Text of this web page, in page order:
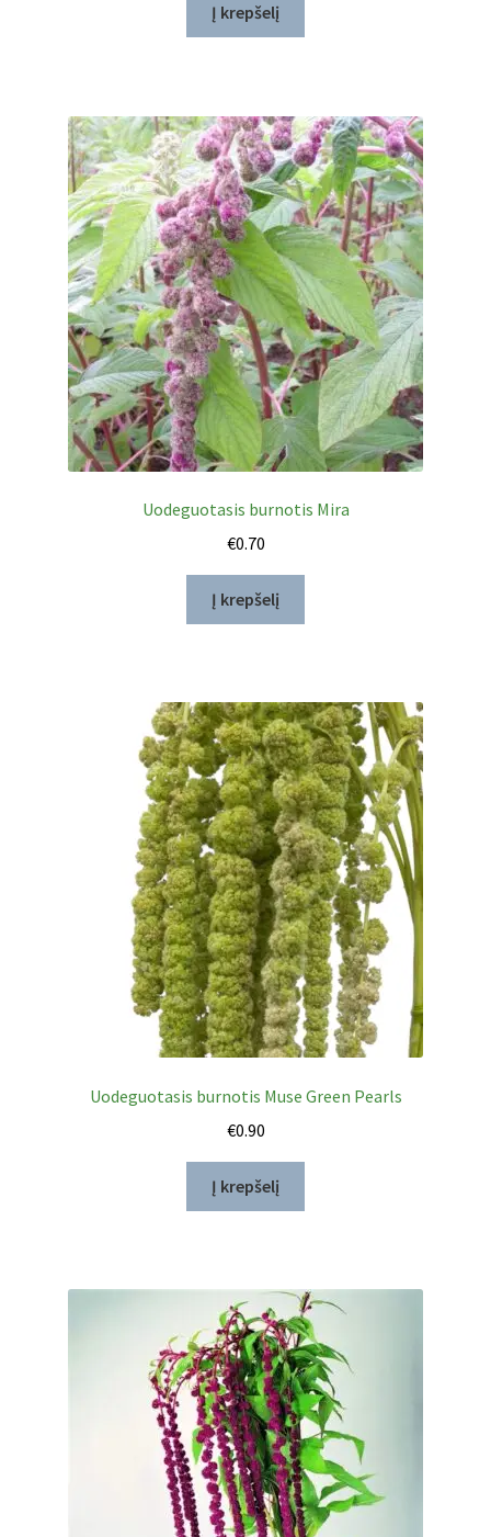
Į krepšelį
Uodeguotasis burnotis Mira
€0.70
Į krepšelį
Uodeguotasis burnotis Muse Green Pearls
€0.90
Į krepšelį